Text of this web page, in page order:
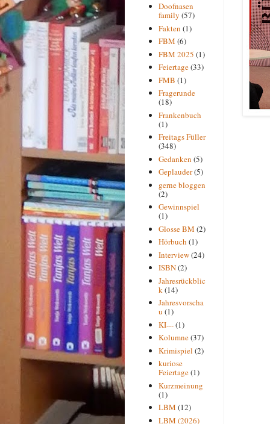
Doofnasen
family (57)
Fakten (1)
FBM (6)
FBM 2025 (1)
Feiertage(33)
FMB (1)
Fragerunde
(18)
Frankenbuch
(1)
Freitags Füller
(348)
Gedanken (5)
Geplauder(5)
gerne bloggen
(2)
Gewinnspiel
(1)
Glosse BM (2)
Hörbuch (1)
Interview(24)
ISBN(2)
Jahresrückblic
k(14)
Jahresvorscha
u (1)
KI---(1)
Kolumne(37)
Krimispiel (2)
kuriose
Feiertage(1)
Kurzmeinung
(1)
LBM (12)
LBM (2026)